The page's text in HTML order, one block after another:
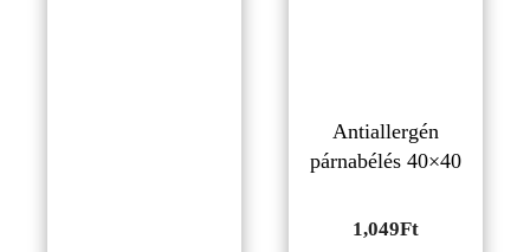
Antiallergén
párnabélés 40×40
1,049Ft